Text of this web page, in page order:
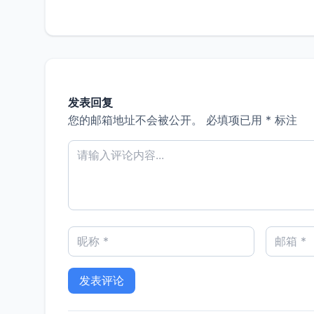
发表回复
您的邮箱地址不会被公开。
必填项已用 * 标注